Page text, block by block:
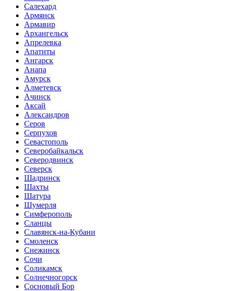
Салехард
Армянск
Армавир
Архангельск
Апрелевка
Апатиты
Ангарск
Анапа
Амурск
Алметевск
Ачинск
Аксай
Александров
Серов
Серпухов
Севастополь
Северобайкальск
Северодвинск
Северск
Шадринск
Шахты
Шатура
Шумерля
Симферополь
Сланцы
Славянск-на-Кубани
Смоленск
Снежинск
Сочи
Соликамск
Солнечногорск
Сосновый Бор